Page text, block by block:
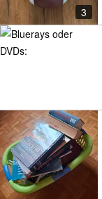
3